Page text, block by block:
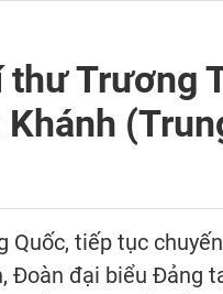
Trương
Quốc, tiếp tục
Đoàn đại biểu Đảng